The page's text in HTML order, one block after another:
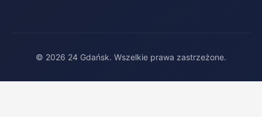
© 2026 24 Gdańsk. Wszelkie prawa zastrzeżone.